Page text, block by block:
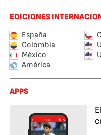
EDICIONES
España
Colombia
México
América
APPS